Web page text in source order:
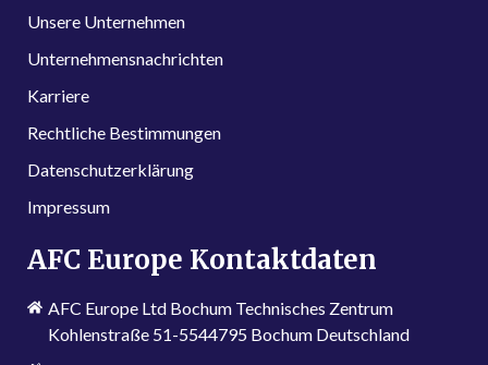
Unsere Unternehmen
Unternehmensnachrichten
Karriere
Rechtliche Bestimmungen
Datenschutzerklärung
Impressum
AFC Europe Kontaktdaten
AFC Europe Ltd Bochum Technisches Zentrum
Kohlenstraße 51-5544795 Bochum Deutschland